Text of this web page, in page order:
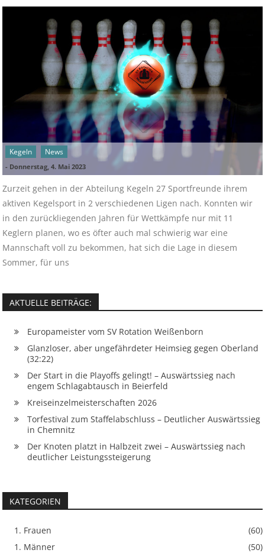
Kegeln News
- Donnerstag, 4. Mai 2023
Zurzeit gehen in der Abteilung Kegeln 27 Sportfreunde ihrem
aktiven Kegelsport in 2 verschiedenen Ligen nach. Konnten wir
in den zurückliegenden Jahren für Wettkämpfe nur mit 11
Keglern planen, wo es öfter auch mal schwierig war eine
Mannschaft voll zu bekommen, hat sich die Lage in diesem
Sommer, für uns
AKTUELLE BEITRÄGE:
Europameister vom SV Rotation Weißenborn
Glanzloser, aber ungefährdeter Heimsieg gegen Oberland
(32:22)
Der Start in die Playoffs gelingt! – Auswärtssieg nach
engem Schlagabtausch in Beierfeld
Kreiseinzelmeisterschaften 2026
Torfestival zum Staffelabschluss – Deutlicher Auswärtssieg
in Chemnitz
Der Knoten platzt in Halbzeit zwei – Auswärtssieg nach
deutlicher Leistungssteigerung
KATEGORIEN
1. Frauen
(60)
1. Männer
(50)